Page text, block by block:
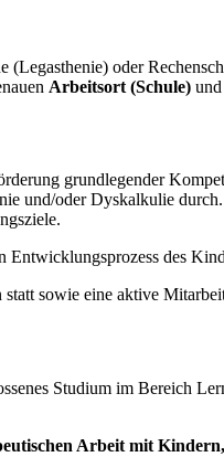
(Legasthenie) oder
Arbeitsort (Schule)
grundlegender
und/oder Dyskalkulie
Entwicklungsprozess des
sowie eine aktive
Studium im Bereich
Arbeit mit Kindern,